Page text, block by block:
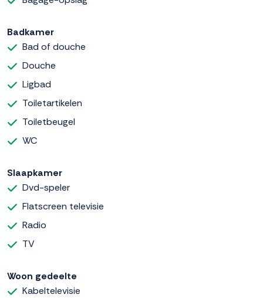
Badkamer
Bad of douche
Douche
Ligbad
Toiletartikelen
Toiletbeugel
WC
Slaapkamer
Dvd-speler
Flatscreen televisie
Radio
TV
Woon gedeelte
Kabeltelevisie